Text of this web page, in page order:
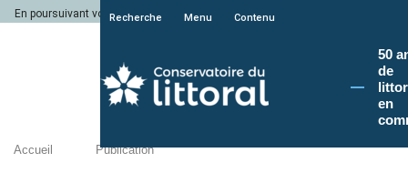
En poursuivant votre navigation sur le site du Conservatoire du littoral, vous
Recherche Menu Contenu
50
de
en
Accueil Publication